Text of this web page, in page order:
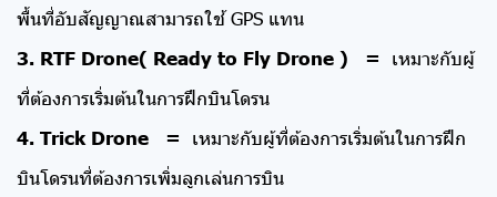
พื้นที่อับสัญญาณสามารถใช้ GPS แทน
3. RTF Drone( Ready to Fly Drone ) = เหมาะกับผู้
ที่ต้องการเริ่มต้นในการฝึกบินโดรน
4. Trick Drone = เหมาะกับผู้ที่ต้องการเริ่มต้นในการฝึก
บินโดรนที่ต้องการเพิ่มลูกเล่นการบิน